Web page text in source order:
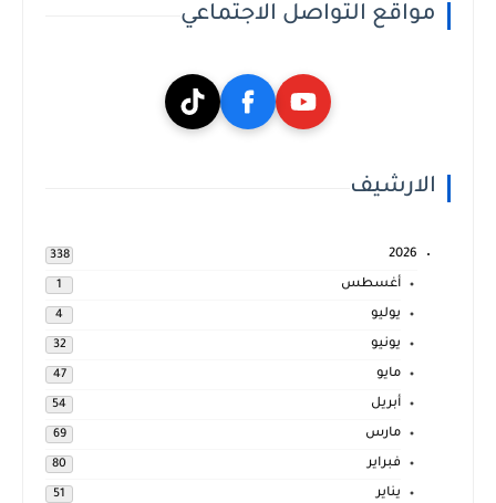
مواقع التواصل الاجتماعي
الارشيف
2026
338
أغسطس 1
يوليو 4
يونيو 32
مايو 47
أبريل 54
مارس 69
فبراير 80
يناير 51